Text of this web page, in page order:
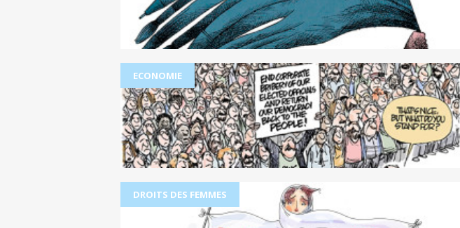
ECONOMIE
DROITS DES FEMMES